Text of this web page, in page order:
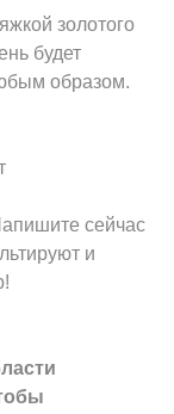
золотого
будет
образом.
сейчас
и